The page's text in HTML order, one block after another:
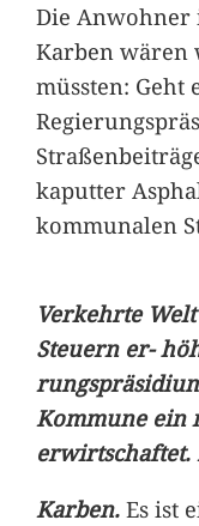
Die Anwohner
Karben wären
müssten: Geht
kaputter
kommunalen
Verkehrte
Steuern er-
Kommune ein
erwirtschaftet.
Karben.Es ist